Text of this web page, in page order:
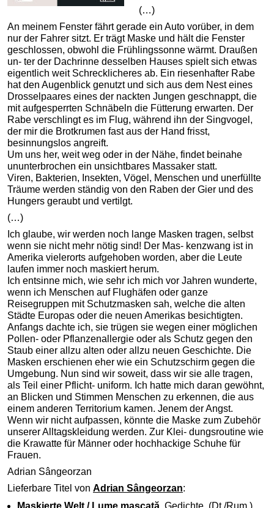
(…)
An meinem Fenster fährt gerade ein Auto vorüber, in dem
nur der Fahrer sitzt. Er trägt Maske und hält die Fenster
geschlossen, obwohl die Frühlingssonne wärmt. Draußen
un- ter der Dachrinne desselben Hauses spielt sich etwas
eigentlich weit Schrecklicheres ab. Ein riesenhafter Rabe
hat den Augenblick genutzt und sich aus dem Nest eines
Drosselpaares eines der nackten Jungen geschnappt, die
mit aufgesperrten Schnäbeln die Fütterung erwarten. Der
Rabe verschlingt es im Flug, während ihn der Singvogel,
der mir die Brotkrumen fast aus der Hand frisst,
besinnungslos angreift.
Um uns her, weit weg oder in der Nähe, findet beinahe
ununterbrochen ein unsichtbares Massaker statt.
Viren, Bakterien, Insekten, Vögel, Menschen und unerfüllte
Träume werden ständig von den Raben der Gier und des
Hungers geraubt und vertilgt.
(…)
Ich glaube, wir werden noch lange Masken tragen, selbst
wenn sie nicht mehr nötig sind! Der Mas- kenzwang ist in
Amerika vielerorts aufgehoben worden, aber die Leute
laufen immer noch maskiert herum.
Ich entsinne mich, wie sehr ich mich vor Jahren wunderte,
wenn ich Menschen auf Flughäfen oder ganze
Reisegruppen mit Schutzmasken sah, welche die alten
Städte Europas oder die neuen Amerikas besichtigten.
Anfangs dachte ich, sie trügen sie wegen einer möglichen
Pollen- oder Pflanzenallergie oder als Schutz gegen den
Staub einer allzu alten oder allzu neuen Geschichte. Die
Masken erschienen eher wie ein Schutzschirm gegen die
Umgebung. Nun sind wir soweit, dass wir sie alle tragen,
als Teil einer Pflicht- uniform. Ich hatte mich daran gewöhnt,
an Blicken und Stimmen Menschen zu erkennen, die aus
einem anderen Territorium kamen. Jenem der Angst.
Wenn wir nicht aufpassen, könnte die Maske zum Zubehör
unserer Alltagskleidung werden. Zur Klei- dungsroutine wie
die Krawatte für Männer oder hochhackige Schuhe für
Frauen.
Adrian Sângeorzan
Lieferbare Titel von Adrian Sângeorzan: